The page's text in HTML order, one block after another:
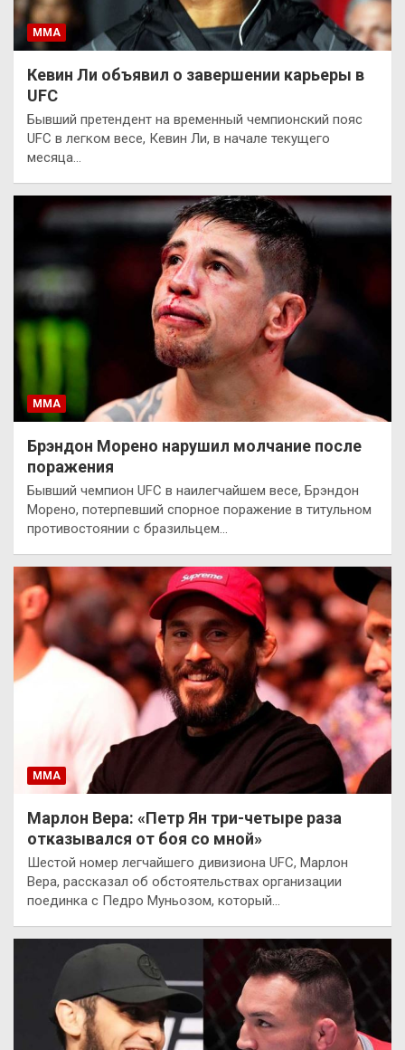
ММА
Кевин Ли объявил о завершении карьеры в
UFC
Бывший претендент на временный чемпионский пояс
UFC в легком весе, Кевин Ли, в начале текущего
месяца…
ММА
Брэндон Морено нарушил молчание после
поражения
Бывший чемпион UFC в наилегчайшем весе, Брэндон
Морено, потерпевший спорное поражение в титульном
противостоянии с бразильцем…
ММА
Марлон Вера: «Петр Ян три-четыре раза
отказывался от боя со мной»
Шестой номер легчайшего дивизиона UFC, Марлон
Вера, рассказал об обстоятельствах организации
поединка с Педро Муньозом, который…